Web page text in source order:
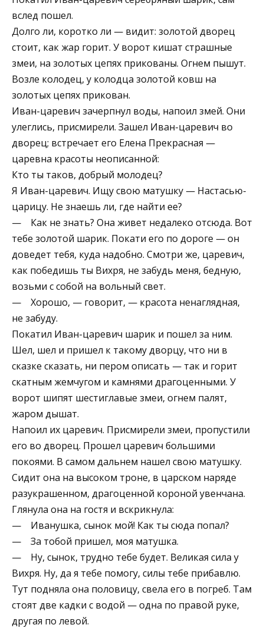
вслед пошел.
Долго ли, коротко ли — видит: золотой дворец
стоит, как жар горит. У ворот кишат страшные
змеи, на золотых цепях прикованы. Огнем пышут.
Возле колодец, у колодца золотой ковш на
золотых цепях прикован.
Иван-царевич зачерпнул воды, напоил змей. Они
улеглись, присмирели. Зашел Иван-царевич во
дворец; встречает его Елена Прекрасная —
царевна красоты неописанной:
Кто ты таков, добрый молодец?
Я Иван-царевич. Ищу свою матушку — Настасью-
царицу. Не знаешь ли, где найти ее?
— Как не знать? Она живет недалеко отсюда. Вот
тебе золотой шарик. Покати его по дороге — он
доведет тебя, куда надобно. Смотри же, царевич,
как победишь ты Вихря, не забудь меня, бедную,
возьми с собой на вольный свет.
— Хорошо, — говорит, — красота ненаглядная,
не забуду.
Покатил Иван-царевич шарик и пошел за ним.
Шел, шел и пришел к такому дворцу, что ни в
сказке сказать, ни пером описать — так и горит
скатным жемчугом и камнями драгоценными. У
ворот шипят шестиглавые змеи, огнем палят,
жаром дышат.
Напоил их царевич. Присмирели змеи, пропустили
его во дворец. Прошел царевич большими
покоями. В самом дальнем нашел свою матушку.
Сидит она на высоком троне, в царском наряде
разукрашенном, драгоценной короной увенчана.
Глянула она на гостя и вскрикнула:
— Иванушка, сынок мой! Как ты сюда попал?
— За тобой пришел, моя матушка.
— Ну, сынок, трудно тебе будет. Великая сила у
Вихря. Ну, да я тебе помогу, силы тебе прибавлю.
Тут подняла она половицу, свела его в погреб. Там
стоят две кадки с водой — одна по правой руке,
другая по левой.